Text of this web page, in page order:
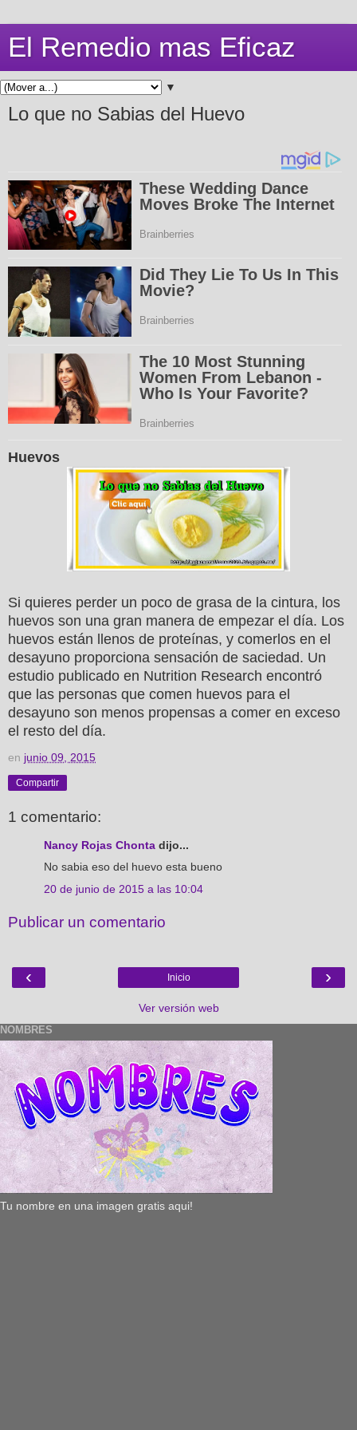
El Remedio mas Eficaz
▼
Lo que no Sabias del Huevo
Huevos
Si quieres perder un poco de grasa de la cintura, los
huevos son una gran manera de empezar el día. Los
huevos están llenos de proteínas, y comerlos en el
desayuno proporciona sensación de saciedad. Un
estudio publicado en Nutrition Research encontró
que las personas que comen huevos para el
desayuno son menos propensas a comer en exceso
el resto del día.
en junio 09, 2015
Compartir
1 comentario:
Nancy Rojas Chonta dijo...
No sabia eso del huevo esta bueno
20 de junio de 2015 a las 10:04
Publicar un comentario
‹ ›
Inicio
Ver versión web
NOMBRES
Tu nombre en una imagen gratis aqui!